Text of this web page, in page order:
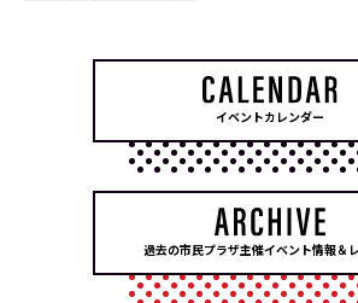
イベントカレンダー
過去の市民プラザ主催イベント情報＆